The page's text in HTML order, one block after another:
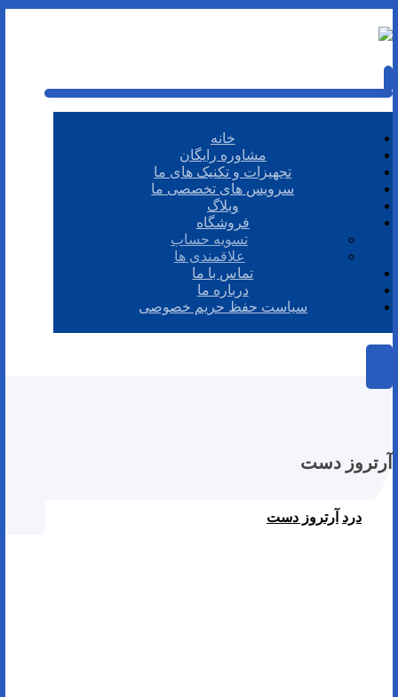
خانه
مشاوره رایگان
تجهیزات و تکنیک های ما
سرویس های تخصصی ما
وبلاگ
فروشگاه
تسویه حساب
علاقمندی ها
تماس با ما
درباره ما
سیاست حفظ حریم خصوصی
آرتروز دست
درد آرتروز دست